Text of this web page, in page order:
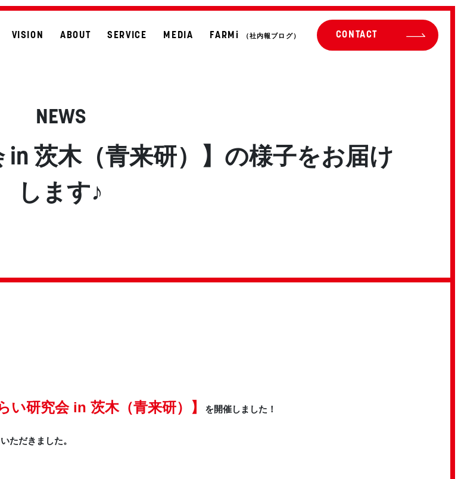
VISION ABOUT SERVICE MEDIA FARMi （社内報ブログ） CONTACT
NEWS
茨木（青来研）】の様子をお届け
します♪
い研究会 in 茨木（青来研）】 を開催しました！
ただきました。